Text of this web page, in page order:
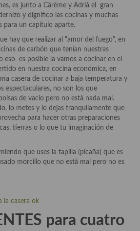
tabernas
es junto a Câréme y Adriá el gran
y dignifico las cocinas y muchas
para un capítulo aparte.
hay que realizar al “amor del fuego”, en
de carbón que tenían nuestras
eso es posible la vamos a cocinar en el
en nuestra cocina económica, en
casera de cocinar a baja temperatura y
espectaculares, no son los que
de vacio pero no está nada mal.
lo metes y lo dejas tranquilamente que
para hacer otras preparaciones
tierras o lo que tu imaginación de
que uses la tapilla (picaña) que es
morcillo que no está mal pero no es
para cuatro